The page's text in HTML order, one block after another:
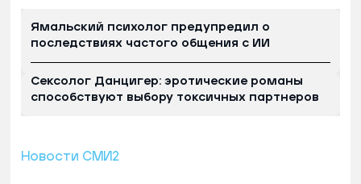
Ямальский психолог предупредил о
последствиях частого общения с ИИ
Сексолог Данцигер: эротические романы
способствуют выбору токсичных партнеров
Новости СМИ2